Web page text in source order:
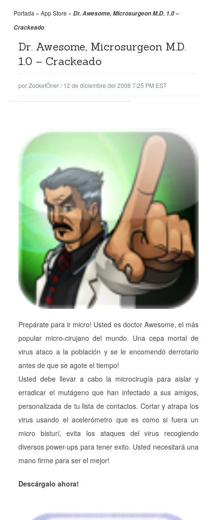
Portada » App Store » Dr. Awesome, Microsurgeon M.D. 1.0 –
Crackeado
Dr. Awesome, Microsurgeon M.D.
1.0 – Crackeado
porZocketÖner/12 de diciembre del 2008 7:25 PM EST
Prepárate para ir micro! Usted es doctor Awesome, el más
popular micro-cirujano del mundo. Una cepa mortal de
virus ataco a la población y se le encomendó derrotarlo
antes de que se agote el tiempo!
Usted debe llevar a cabo la microcirugía para aislar y
erradicar el mutágeno que han infectado a sus amigos,
personalizada de tu lista de contactos. Cortar y atrapa los
virus usando el acelerómetro que es como si fuera un
micro bisturí, evita los ataques del virus recogiendo
diversos power-ups para tener exito. Usted necesitará una
mano firme para ser el mejor!
Descárgalo ahora!